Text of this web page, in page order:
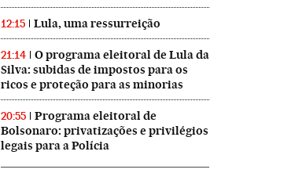
12:15 Lula, uma ressurreição
21:14
O programa eleitoral de Lula da
Silva: subidas de impostos para os
ricos e proteção para as minorias
20:55
Programa eleitoral de
Bolsonaro: privatizações e privilégios
legais para a Polícia